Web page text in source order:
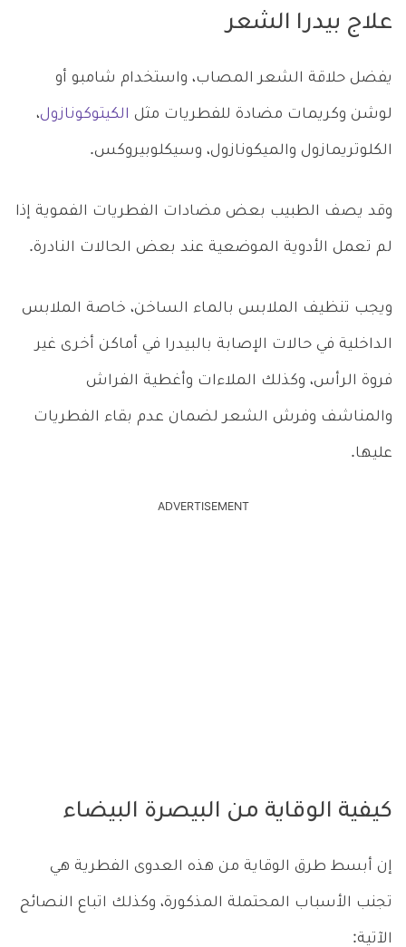
علاج بيدرا الشعر
يفضل حلاقة الشعر المصاب، واستخدام شامبو أو
لوشن وكريمات مضادة للفطريات مثل الكيتوكونازول،
الكلوتريمازول والميكونازول، وسيكلوبيروكس.
وقد يصف الطبيب بعض مضادات الفطريات الفموية إذا
لم تعمل الأدوية الموضعية عند بعض الحالات النادرة.
ويجب تنظيف الملابس بالماء الساخن، خاصة الملابس
الداخلية في حالات الإصابة بالبيدرا في أماكن أخرى غير
فروة الرأس، وكذلك الملاءات وأغطية الفراش
والمناشف وفرش الشعر لضمان عدم بقاء الفطريات
عليها.
ADVERTISEMENT
كيفية الوقاية من البيصرة البيضاء
إن أبسط طرق الوقاية من هذه العدوى الفطرية هي
تجنب الأسباب المحتملة المذكورة، وكذلك اتباع النصائح
الآتية: